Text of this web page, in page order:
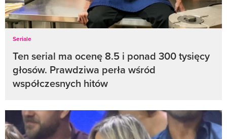
Seriale
Ten serial ma ocenę 8.5 i ponad 300 tysięcy
głosów. Prawdziwa perła wśród
współczesnych hitów